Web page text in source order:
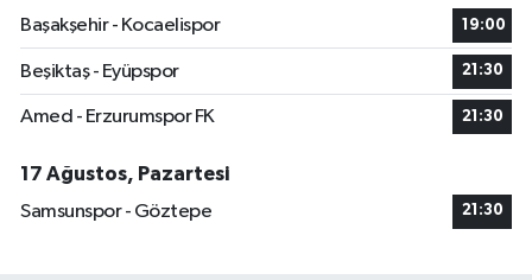
Başakşehir - Kocaelispor
19:00
Beşiktaş - Eyüpspor 21:30
Amed - Erzurumspor FK 21:30
17 Ağustos, Pazartesi
Samsunspor - Göztepe
21:30